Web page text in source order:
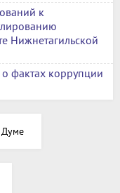
к
Нижнетагильской
фактах коррупции
Думе